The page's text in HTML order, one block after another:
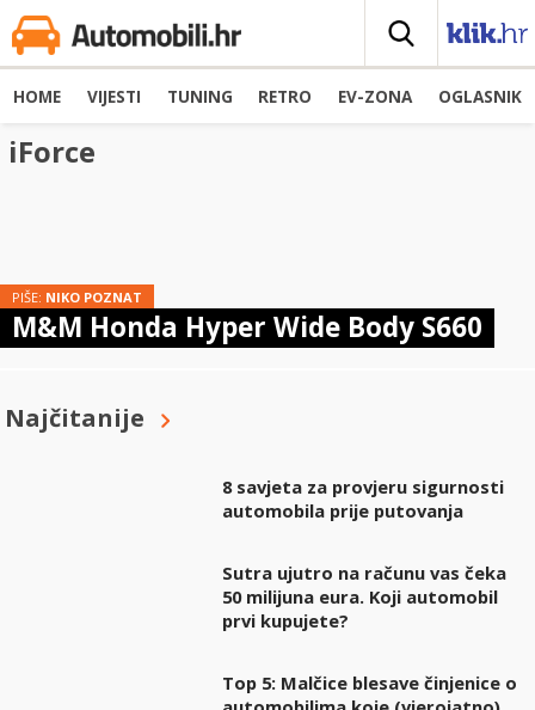
HOME VIJESTI TUNING RETRO EV-ZONA OGLASNIK
iForce
PIŠE: NIKO POZNAT
M&M Honda Hyper Wide Body S660
Najčitanije
8 savjeta za provjeru sigurnosti
automobila prije putovanja
Sutra ujutro na računu vas čeka
50 milijuna eura. Koji automobil
prvi kupujete?
Top 5: Malčice blesave činjenice o